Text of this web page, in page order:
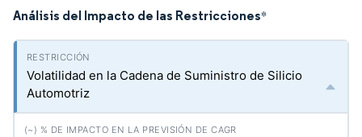
Análisis del Impacto de las Restricciones*
Volatilidad en la Cadena de Suministro de Silicio
Automotriz